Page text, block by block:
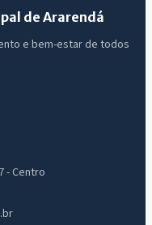
de Ararendá
e bem-estar de todos
- Centro